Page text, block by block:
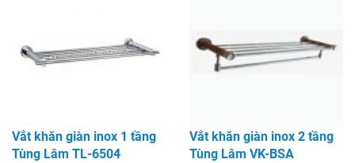
Vắt khăn giàn inox 1 tầng
Tùng Lâm TL-6504
Vắt khăn giàn inox 2 tầng
Tùng Lâm VK-BSA